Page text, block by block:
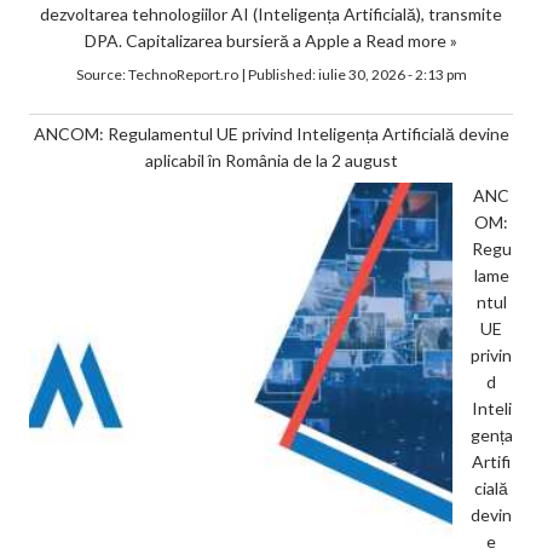
dezvoltarea tehnologiilor AI (Inteligența Artificială), transmite
DPA. Capitalizarea bursieră a Apple a Read more »
Source:TechnoReport.ro| Published:iulie 30, 2026 - 2:13 pm
ANCOM: Regulamentul UE privind Inteligența Artificială devine
aplicabil în România de la 2 august
ANC
OM:
Regu
lame
ntul
UE
privin
d
Inteli
gența
Artifi
cială
devin
e